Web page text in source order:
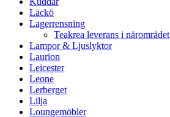
Läckö
Lagerrensning
Teakrea leverans i närområdet
Lampor & Ljuslyktor
Laurion
Leicester
Leone
Lerberget
Lilja
Loungemöbler